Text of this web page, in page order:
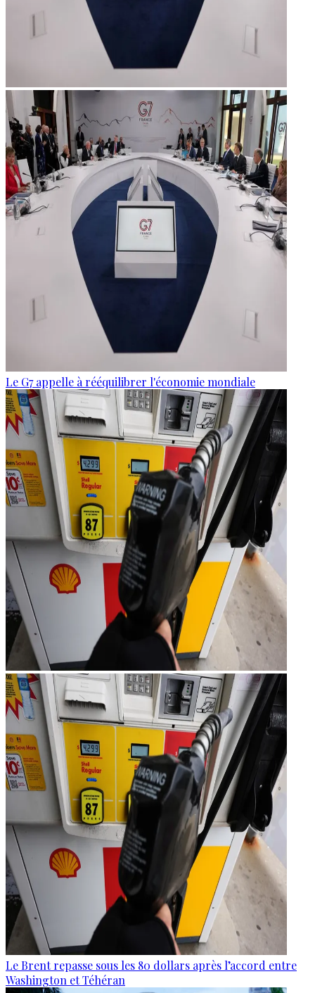
Le G7 appelle à rééquilibrer l'économie mondiale
Le Brent repasse sous les 80 dollars après l’accord entre
Washington et Téhéran